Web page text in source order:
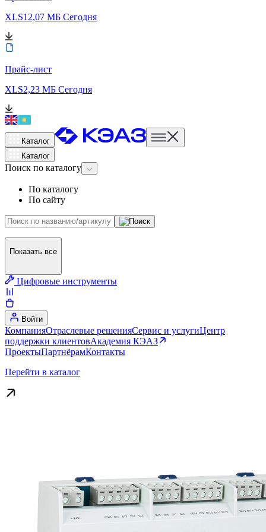
XLS12,07 МБ Сегодня
Прайс-лист
XLS2,23 МБ Сегодня
Каталог
Каталог
Поиск по каталогу
По каталогу
По сайту
Показать все
Цифровые инструменты
Войти
КомпанияОтраслевые решенияСервис и услугиЦентр
поддержки клиентовАкадемия КЭАЗ
ПроектыПартнёрамКонтакты
Перейти в каталог